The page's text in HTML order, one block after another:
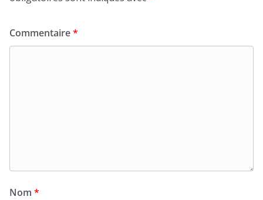
Commentaire*
Nom *